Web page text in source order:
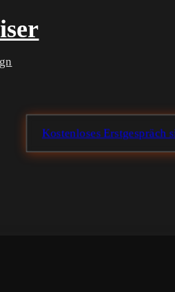
Kostenloses Erstgespräch